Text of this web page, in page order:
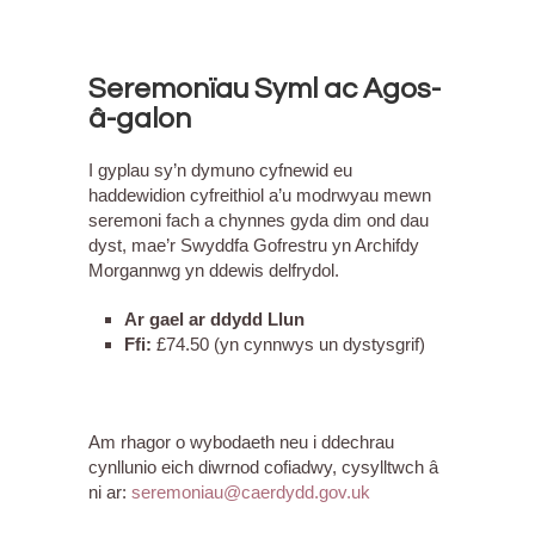
Seremonïau Syml ac Agos-
â-galon
I gyplau sy’n dymuno cyfnewid eu
haddewidion cyfreithiol a’u modrwyau mewn
seremoni fach a chynnes gyda dim ond dau
dyst, mae’r Swyddfa Gofrestru yn Archifdy
Morgannwg yn ddewis delfrydol.
Ar gael ar ddydd Llun
Ffi: £74.50 (yn cynnwys un dystysgrif)
Am rhagor o wybodaeth neu i ddechrau
cynllunio eich diwrnod cofiadwy, cysylltwch â
ni ar: seremoniau@caerdydd.gov.uk